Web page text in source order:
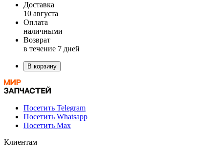
Доставка
10 августа
Оплата
наличными
Возврат
в течение 7 дней
В корзину
Посетить Telegram
Посетить Whatsapp
Посетить Max
Клиентам